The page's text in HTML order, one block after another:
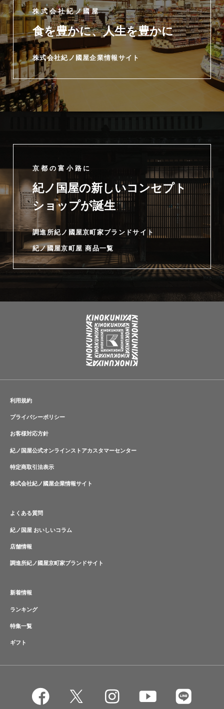
株式会社紀ノ國屋
食を豊かに、人生を豊かに
株式会社紀ノ國屋企業情報サイト
京都の富小路に
紀ノ国屋の新しいコンセプト
ショップが誕生
調進所紀ノ國屋京町家ブランドサイト
紀ノ國屋京町屋 商品一覧
利用規約
プライバシーポリシー
お客様対応方針
紀ノ国屋公式オンラインストアカスタマーセンター
特定商取引法表示
株式会社紀ノ國屋企業情報サイト
よくある質問
紀ノ国屋 おいしいコラム
店舗情報
調進所紀ノ國屋京町家ブランドサイト
新着情報
ランキング
特集一覧
ギフト